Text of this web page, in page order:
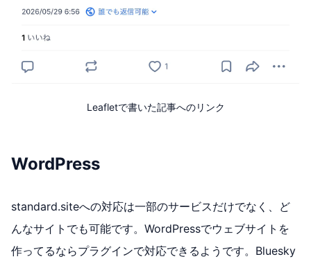
Leafletで書いた記事へのリンク
WordPress
standard.siteへの対応は一部のサービスだけでなく、ど
んなサイトでも可能です。WordPressでウェブサイトを
作ってるならプラグインで対応できるようです。Bluesky